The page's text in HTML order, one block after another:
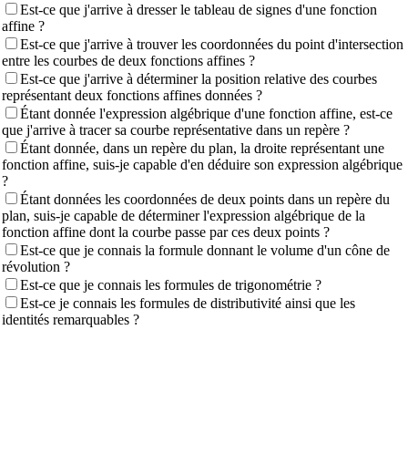
Est-ce que j'arrive à dresser le tableau de signes d'une fonction
affine ?
Est-ce que j'arrive à trouver les coordonnées du point d'intersection
entre les courbes de deux fonctions affines ?
Est-ce que j'arrive à déterminer la position relative des courbes
représentant deux fonctions affines données ?
Étant donnée l'expression algébrique d'une fonction affine, est-ce
que j'arrive à tracer sa courbe représentative dans un repère ?
Étant donnée, dans un repère du plan, la droite représentant une
fonction affine, suis-je capable d'en déduire son expression algébrique
?
Étant données les coordonnées de deux points dans un repère du
plan, suis-je capable de déterminer l'expression algébrique de la
fonction affine dont la courbe passe par ces deux points ?
Est-ce que je connais la formule donnant le volume d'un cône de
révolution ?
Est-ce que je connais les formules de trigonométrie ?
Est-ce je connais les formules de distributivité ainsi que les
identités remarquables ?